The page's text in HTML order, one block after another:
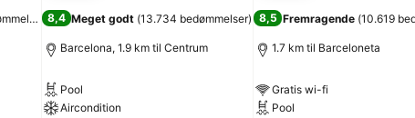
)8,4 Meget godt (13.734 bedømmelser)
Barcelona, 1.9 km til Centrum
Pool
Aircondition
8,5 Fremragende (10.619
1.7 km til Barceloneta
Gratis wi-fi
Pool